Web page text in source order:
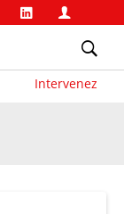
Intervenez